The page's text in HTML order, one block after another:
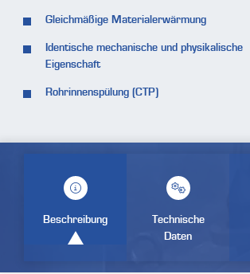
Gleichmäßige Materialerwärmung
Identische mechanische und physikalische
Eigenschaft
Rohrinnenspülung (CTP)
Beschreibung
Technische
Daten